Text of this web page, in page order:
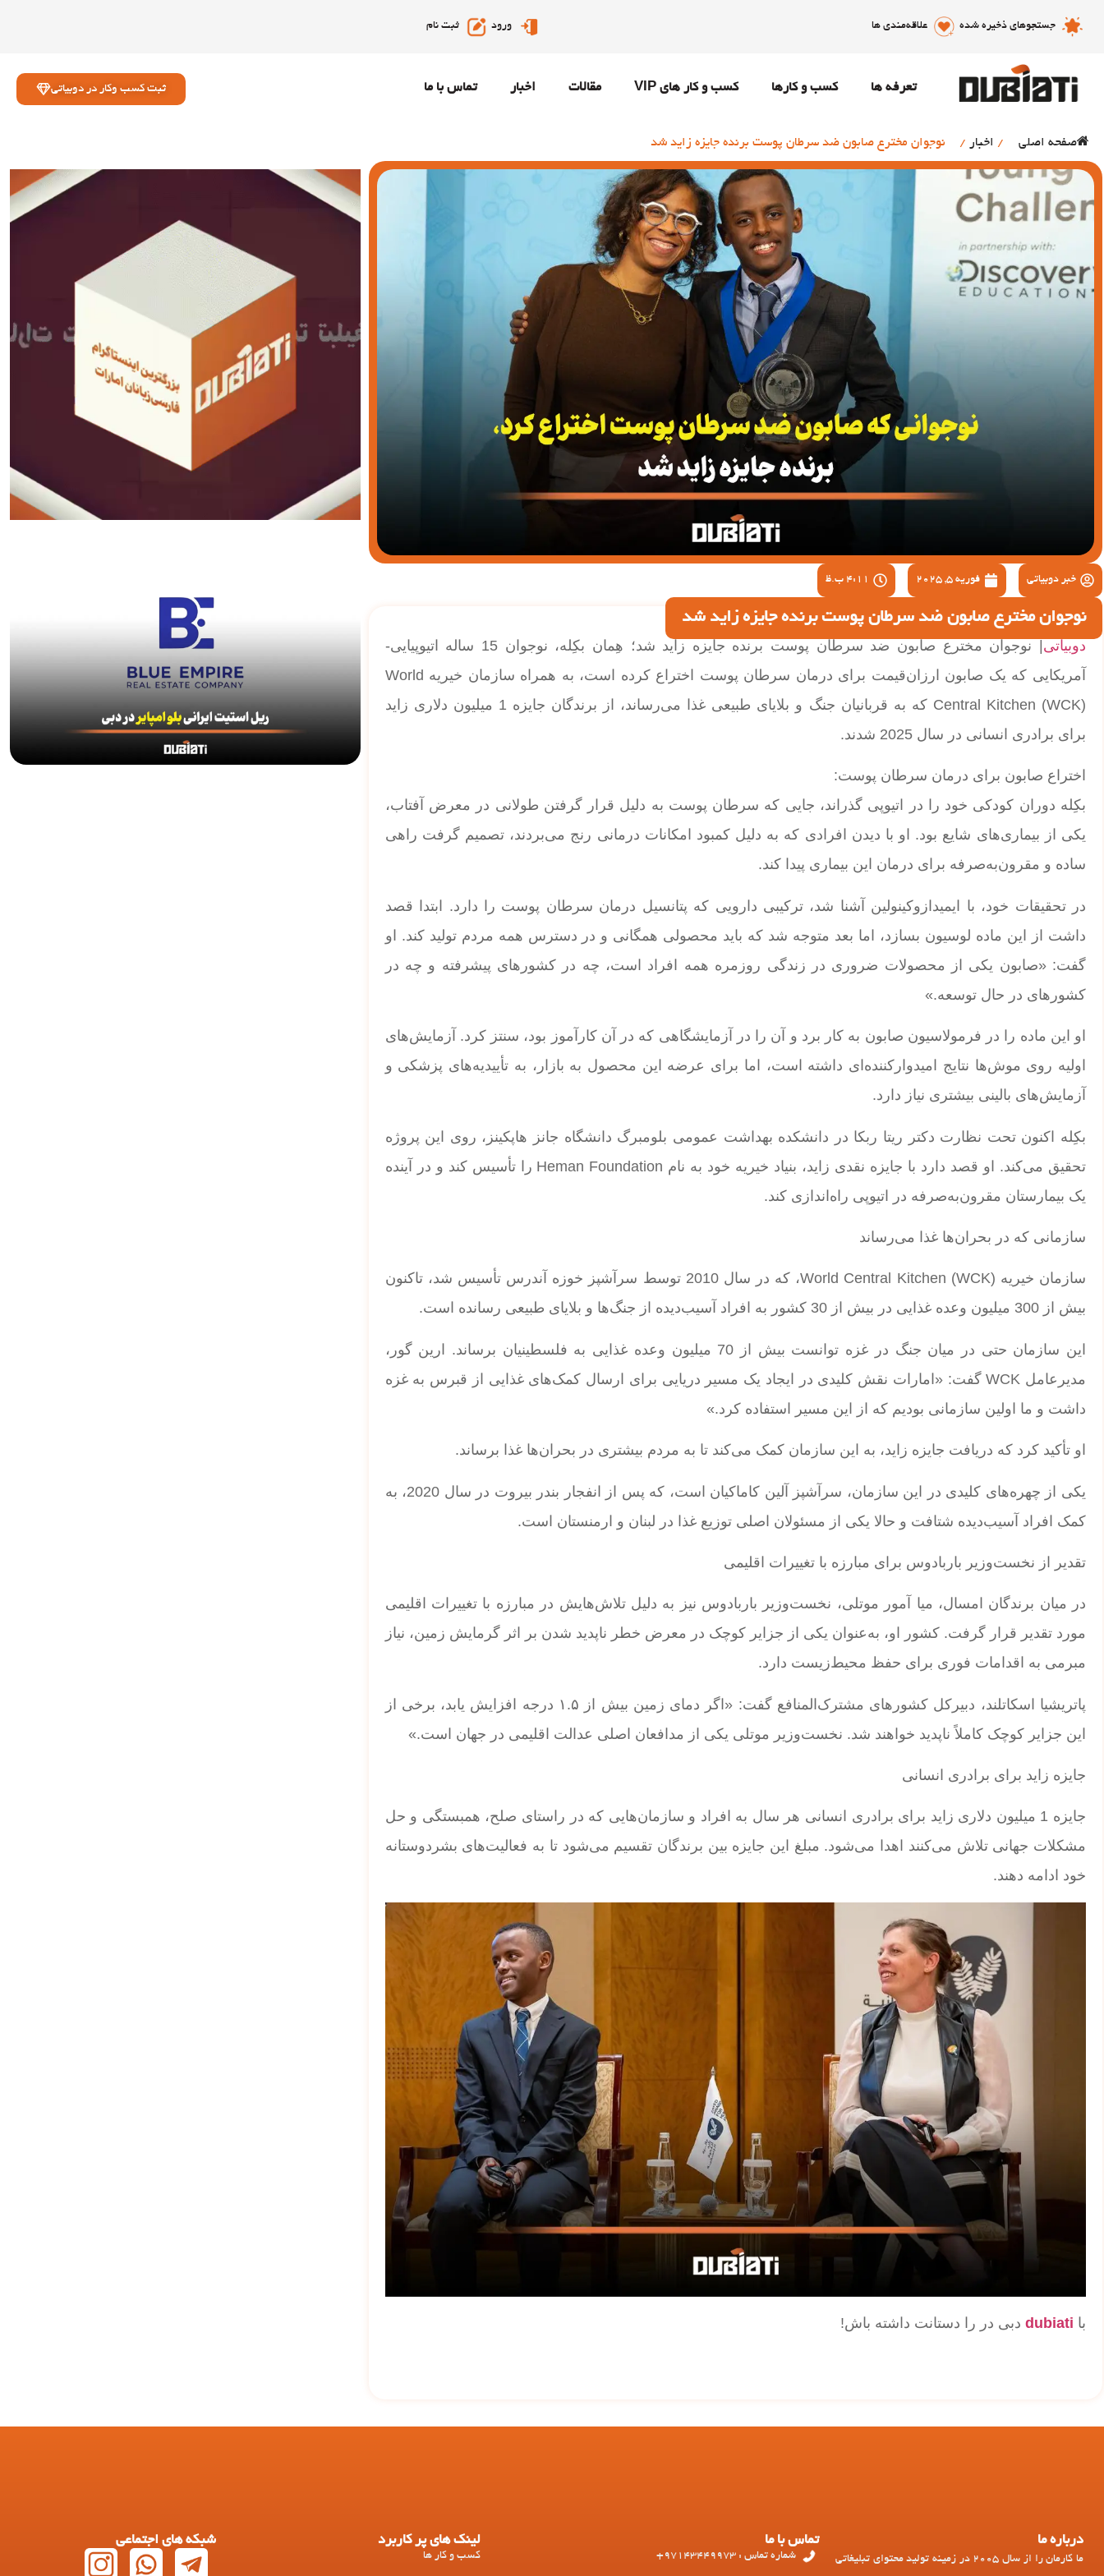
جستجوهای ذخیره شده علاقه‌مندی ها ورود ثبت نام
تعرفه ها کسب و کارها کسب و کار های VIP مقالات اخبار تماس با ما ثبت کسب وکار در دوبیاتی
صفحه اصلی / اخبار / نوجوان مخترع صابون ضد سرطان پوست برنده جایزه زاید شد
خبر دوبیاتی فوریه 5, 2025 4:11 ب.ظ
نوجوان مخترع صابون ضد سرطان پوست برنده جایزه زاید شد
دوبیاتی
| نوجوان مخترع صابون ضد سرطان پوست برنده جایزه زاید شد؛ هِمان بکِله، نوجوان 15 ساله اتیوپیایی-
آمریکایی که یک صابون ارزان‌قیمت برای درمان سرطان پوست اختراع کرده است، به همراه سازمان خیریه World
Central Kitchen (WCK) که به قربانیان جنگ و بلایای طبیعی غذا می‌رساند، از برندگان جایزه 1 میلیون دلاری زاید
برای برادری انسانی در سال 2025 شدند.
اختراع صابون برای درمان سرطان پوست:
بکِله دوران کودکی خود را در اتیوپی گذراند، جایی که سرطان پوست به دلیل قرار گرفتن طولانی در معرض آفتاب،
یکی از بیماری‌های شایع بود. او با دیدن افرادی که به دلیل کمبود امکانات درمانی رنج می‌بردند، تصمیم گرفت راهی
ساده و مقرون‌به‌صرفه برای درمان این بیماری پیدا کند.
در تحقیقات خود، با ایمیدازوکینولین آشنا شد، ترکیبی دارویی که پتانسیل درمان سرطان پوست را دارد. ابتدا قصد
داشت از این ماده لوسیون بسازد، اما بعد متوجه شد که باید محصولی همگانی و در دسترس همه مردم تولید کند. او
گفت: «صابون یکی از محصولات ضروری در زندگی روزمره همه افراد است، چه در کشورهای پیشرفته و چه در
کشورهای در حال توسعه.»
او این ماده را در فرمولاسیون صابون به کار برد و آن را در آزمایشگاهی که در آن کارآموز بود، سنتز کرد. آزمایش‌های
اولیه روی موش‌ها نتایج امیدوارکننده‌ای داشته است، اما برای عرضه این محصول به بازار، به تأییدیه‌های پزشکی و
آزمایش‌های بالینی بیشتری نیاز دارد.
بکِله اکنون تحت نظارت دکتر ریتا ربکا در دانشکده بهداشت عمومی بلومبرگ دانشگاه جانز هاپکینز، روی این پروژه
تحقیق می‌کند. او قصد دارد با جایزه نقدی زاید، بنیاد خیریه خود به نام Heman Foundation را تأسیس کند و در آینده
یک بیمارستان مقرون‌به‌صرفه در اتیوپی راه‌اندازی کند.
سازمانی که در بحران‌ها غذا می‌رساند
سازمان خیریه World Central Kitchen (WCK)، که در سال 2010 توسط سرآشپز خوزه آندرس تأسیس شد، تاکنون
بیش از 300 میلیون وعده غذایی در بیش از 30 کشور به افراد آسیب‌دیده از جنگ‌ها و بلایای طبیعی رسانده است.
این سازمان حتی در میان جنگ در غزه توانست بیش از 70 میلیون وعده غذایی به فلسطینیان برساند. ارین گور،
مدیرعامل WCK گفت: «امارات نقش کلیدی در ایجاد یک مسیر دریایی برای ارسال کمک‌های غذایی از قبرس به غزه
داشت و ما اولین سازمانی بودیم که از این مسیر استفاده کرد.»
او تأکید کرد که دریافت جایزه زاید، به این سازمان کمک می‌کند تا به مردم بیشتری در بحران‌ها غذا برساند.
یکی از چهره‌های کلیدی در این سازمان، سرآشپز آلین کاماکیان است، که پس از انفجار بندر بیروت در سال 2020، به
کمک افراد آسیب‌دیده شتافت و حالا یکی از مسئولان اصلی توزیع غذا در لبنان و ارمنستان است.
تقدیر از نخست‌وزیر باربادوس برای مبارزه با تغییرات اقلیمی
در میان برندگان امسال، میا آمور موتلی، نخست‌وزیر باربادوس نیز به دلیل تلاش‌هایش در مبارزه با تغییرات اقلیمی
مورد تقدیر قرار گرفت. کشور او، به‌عنوان یکی از جزایر کوچک در معرض خطر ناپدید شدن بر اثر گرمایش زمین، نیاز
مبرمی به اقدامات فوری برای حفظ محیط‌زیست دارد.
پاتریشیا اسکاتلند، دبیرکل کشورهای مشترک‌المنافع گفت: «اگر دمای زمین بیش از ۱.۵ درجه افزایش یابد، برخی از
این جزایر کوچک کاملاً ناپدید خواهند شد. نخست‌وزیر موتلی یکی از مدافعان اصلی عدالت اقلیمی در جهان است.»
جایزه زاید برای برادری انسانی
جایزه 1 میلیون دلاری زاید برای برادری انسانی هر سال به افراد و سازمان‌هایی که در راستای صلح، همبستگی و حل
مشکلات جهانی تلاش می‌کنند اهدا می‌شود. مبلغ این جایزه بین برندگان تقسیم می‌شود تا به فعالیت‌های بشردوستانه
خود ادامه دهند.
با dubiati دبی در را دستانت داشته باش!
درباره ما
ما کارمان را از سال 2005 در زمینه تولید محتوای تبلیغاتی
تماس با ما
شماره تماس : 97143449973+
لینک های پر کاربرد
کسب و کار ها
شبکه های اجتماعی